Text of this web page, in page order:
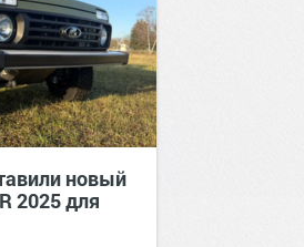
новый
2025 для